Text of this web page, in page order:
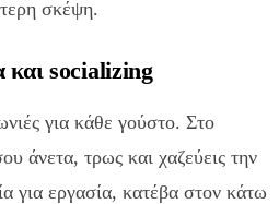
σκέψη.
και socializing
για κάθε γούστο. Στο
άνετα, τρως και χαζεύεις την
για εργασία, κατέβα στον κάτω